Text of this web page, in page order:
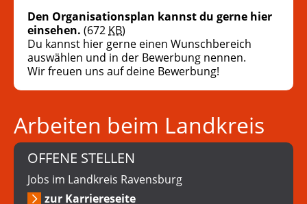
Den Organisationsplan kannst du gerne hier
einsehen. (672 KB)
Du kannst hier gerne einen Wunschbereich
auswählen und in der Bewerbung nennen.
Wir freuen uns auf deine Bewerbung!
Arbeiten beim Landkreis
OFFENE STELLEN
Jobs im Landkreis Ravensburg
zur Karriereseite